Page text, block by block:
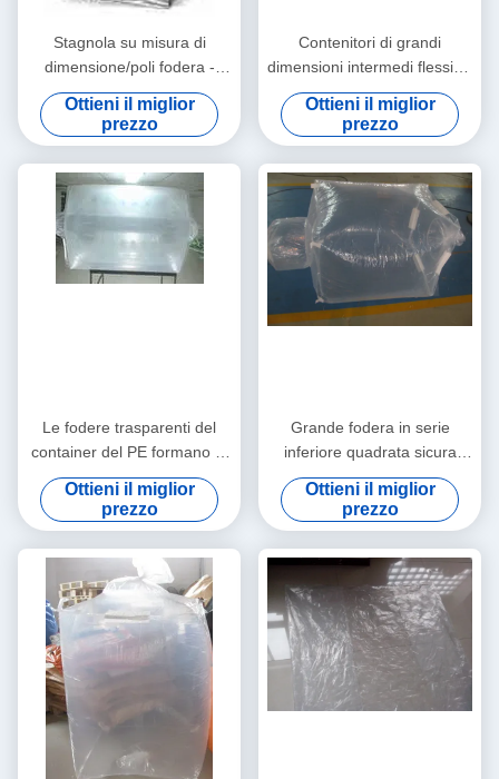
Stagnola su misura di
dimensione/poli fodera -
borsa in cima in serie
inserita, forma adatta della
forma
Ottieni il miglior
prezzo
Contenitori di grandi
dimensioni intermedi flessibili
di colore naturale con LDPE,
materiale dell'HDPE
Ottieni il miglior
prezzo
Le fodere trasparenti del
container del PE formano la
fodera adatta, il caricamento
1000kgs
Ottieni il miglior
prezzo
Grande fodera in serie
inferiore quadrata sicura
della metropolitana della
fodera della borsa per la
borsa esterna dei pp FIBC
Ottieni il miglior
prezzo